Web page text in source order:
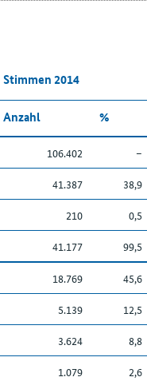
Stimmen 2014
Anzahl %
106.402 –
41.387 38,9
210 0,5
41.177 99,5
18.769 45,6
5.139 12,5
3.624 8,8
1.079 2,6